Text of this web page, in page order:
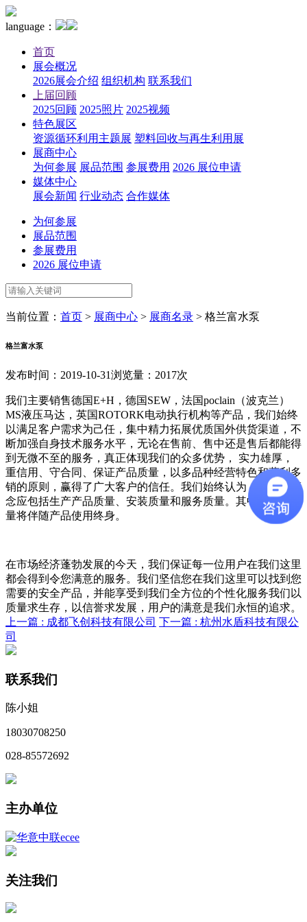
language：
首页
展会概况
2026展会介绍 组织机构 联系我们
上届回顾
2025回顾 2025照片 2025视频
特色展区
资源循环利用主题展 塑料回收与再生利用展
展商中心
为何参展 展品范围 参展费用 2026 展位申请
媒体中心
展会新闻 行业动态 合作媒体
为何参展
展品范围
参展费用
2026 展位申请
当前位置： 首页 > 展商中心 > 展商名录 > 格兰富水泵
格兰富水泵
发布时间：2019-10-31浏览量：2017次
我们主要销售德国E+H，德国SEW，法国poclain（波克兰）
MS液压马达，英国ROTORK电动执行机构等产品，我们始终
以满足客户需求为己任，集中精力拓展优质国外供货渠道，不
断加强自身技术服务水平，无论在售前、售中还是售后都能得
到无微不至的服务，真正体现我们的众多优势， 实力雄厚，
重信用、守合同、保证产品质量，以多品种经营特色和薄利多
销的原则，赢得了广大客户的信任。我们始终认为：质量的概
念应包括生产产品质量、安装质量和服务质量。其中，服务质
量将伴随产品使用终身。
在市场经济蓬勃发展的今天，我们保证每一位用户在我们这里
都会得到令您满意的服务。我们坚信您在我们这里可以找到您
需要的安全产品，并能享受到我们全方位的个性化服务我们以
质量求生存，以信誉求发展，用户的满意是我们永恒的追求。
上一篇 : 成都飞创科技有限公司 下一篇 : 杭州水盾科技有限公
司
联系我们
陈小姐
18030708250
028-85572692
主办单位
关注我们